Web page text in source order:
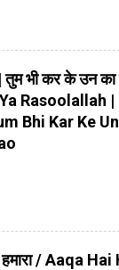
तुम भी कर के उन का
Rasoolallah |
Bhi Kar Ke
हमारा / Aaqa